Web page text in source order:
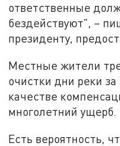
ответственные
бездействуют", –
президенту,
Местные жители
очистки дни реки
качестве
многолетний ущерб.
Есть вероятность,